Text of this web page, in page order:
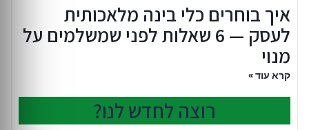
איך בוחרים כלי בינה מלאכותית
לעסק — 6 שאלות לפני שמשלמים על
מנוי
קרא עוד »
רוצה לחדש לנו?